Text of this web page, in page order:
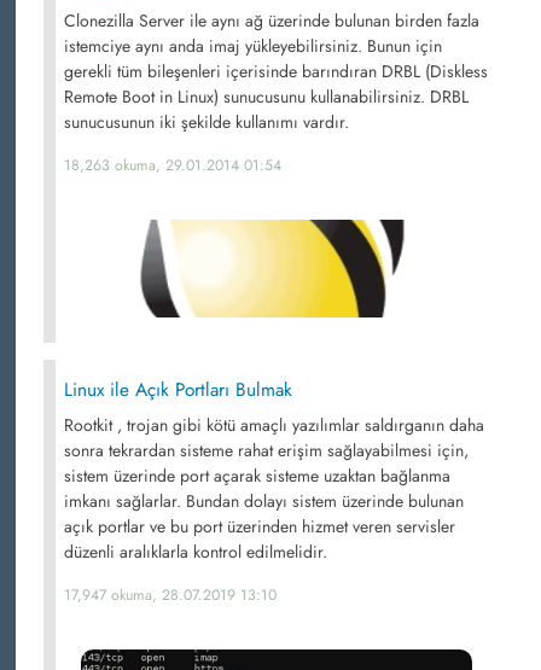
Clonezilla Server ile aynı ağ üzerinde bulunan birden fazla
istemciye aynı anda imaj yükleyebilirsiniz. Bunun için
gerekli tüm bileşenleri içerisinde barındıran DRBL (Diskless
Remote Boot in Linux) sunucusunu kullanabilirsiniz. DRBL
sunucusunun iki şekilde kullanımı vardır.
18,263 okuma, 29.01.2014 01:54
Linux ile Açık Portları Bulmak
Rootkit , trojan gibi kötü amaçlı yazılımlar saldırganın daha
sonra tekrardan sisteme rahat erişim sağlayabilmesi için,
sistem üzerinde port açarak sisteme uzaktan bağlanma
imkanı sağlarlar. Bundan dolayı sistem üzerinde bulunan
açık portlar ve bu port üzerinden hizmet veren servisler
düzenli aralıklarla kontrol edilmelidir.
17,947 okuma, 28.07.2019 13:10